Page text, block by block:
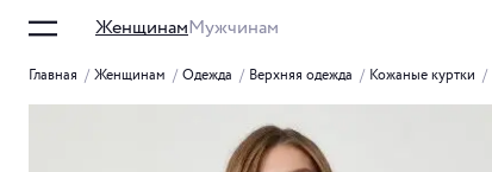
ЖенщинамМужчинам
Главная / Женщинам / Одежда / Верхняя одежда / Кожаные куртки /